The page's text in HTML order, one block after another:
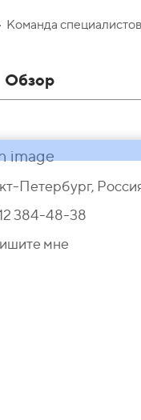
Команда специалистов
Обзор
Петербург,
384-48-38
мне